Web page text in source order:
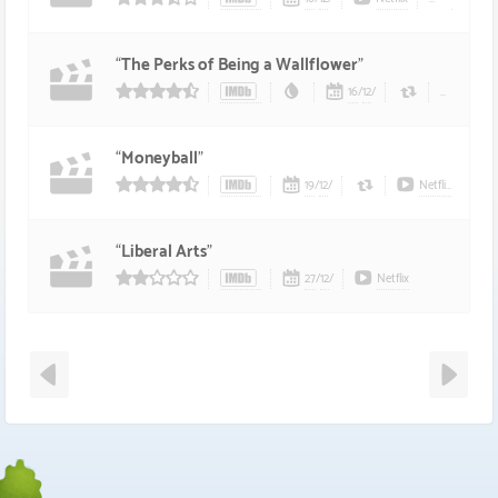
“The Perks of Being a Wallflower”
45/5 estrelas 16/12/
“Moneyball”
45/5 estrelas 19/12/ Netflix
“Liberal Arts”
2/5 estrelas 27/12/ Netflix